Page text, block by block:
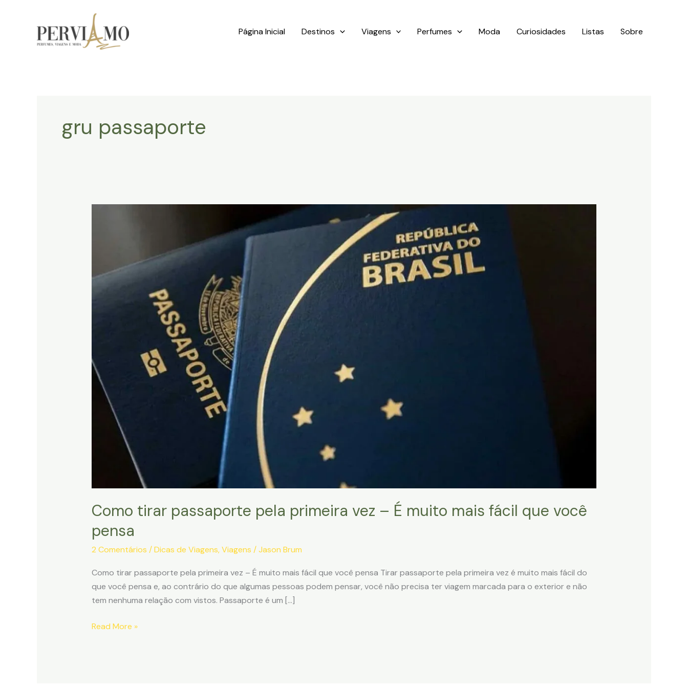
Página Inicial Destinos Viagens Perfumes Moda Curiosidades Listas Sobre
gru passaporte
Como tirar passaporte pela primeira vez – É muito mais fácil que você
pensa
2 Comentários /Dicas de Viagens,Viagens /Jason Brum
Como tirar passaporte pela primeira vez – É muito mais fácil que você pensa Tirar passaporte pela primeira vez é muito mais fácil do
que você pensa e, ao contrário do que algumas pessoas podem pensar, você não precisa ter viagem marcada para o exterior e não
tem nenhuma relação com vistos. Passaporte é um […]
Como
Read More »